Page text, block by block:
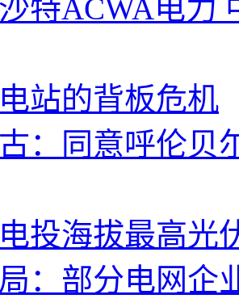
特ACWA电力
站的背板危机
：同意呼伦贝
投海拔最高光
：部分电网企